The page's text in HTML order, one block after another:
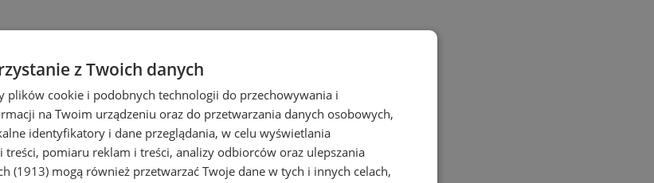
z Twoich danych
plików cookie i podobnych technologii do przechowywania i
na Twoim urządzeniu oraz do przetwarzania danych osobowych,
identyfikatory i dane przeglądania, w celu wyświetlania
pomiaru reklam i treści, analizy odbiorców oraz ulepszania
(1913) mogą również przetwarzać Twoje dane w tych i innych celach,